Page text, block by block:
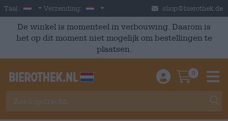
Skip to main content
Taal: Dutch
Verzending: Nederland shop@bierothek.de
De winkel is momenteel in verbouwing. Daarom is
het op dit moment niet mogelijk om bestellingen te
plaatsen.
Einloggen /
0